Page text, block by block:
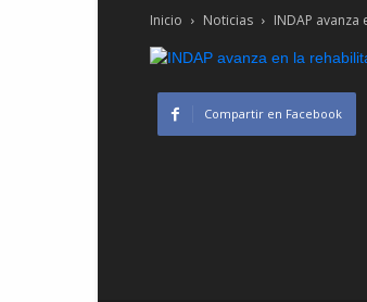
Inicio Noticias INDAP
Compartir en Facebook